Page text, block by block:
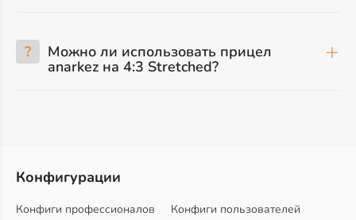
? Можно ли использовать прицел
anarkez на 4:3 Stretched?
Конфигурации
Конфиги профессионалов
Конфиги пользователей